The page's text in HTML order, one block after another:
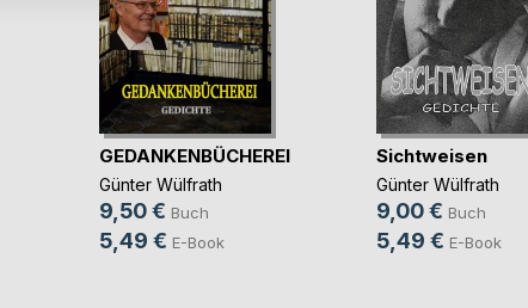
GEDANKENBÜCHEREI
Günter Wülfrath
9,50 € Buch
5,49 € E-Book
Sichtweisen
Günter Wülfrath
9,00 € Buch
5,49 € E-Book